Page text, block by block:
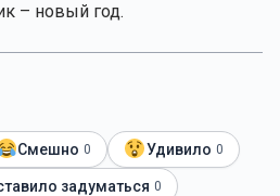
– новый год.
Смешно 0 Удивило 0
задуматься 0